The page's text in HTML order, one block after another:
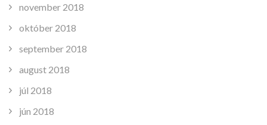
november 2018
október 2018
september 2018
august 2018
júl 2018
jún 2018